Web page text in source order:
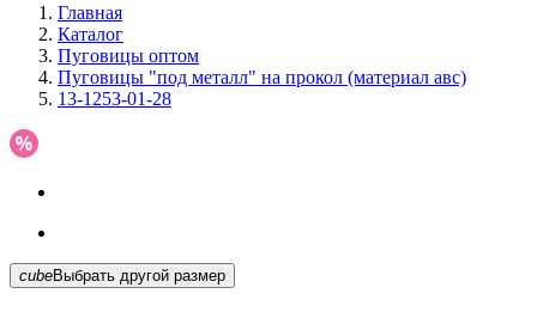
Главная
Каталог
Пуговицы оптом
Пуговицы "под металл" на прокол (материал авс)
13-1253-01-28
cubeВыбрать другой размер